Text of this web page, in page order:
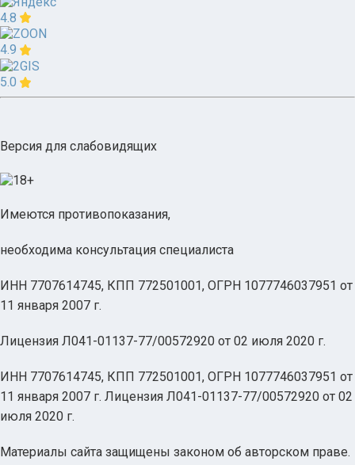
4.8
4.9
5.0
Версия для слабовидящих
Имеются противопоказания,
необходима консультация специалиста
ИНН 7707614745, КПП 772501001, ОГРН 1077746037951 от
11 января 2007 г.
Лицензия Л041-01137-77/00572920 от 02 июля 2020 г.
ИНН 7707614745, КПП 772501001, ОГРН 1077746037951 от
11 января 2007 г. Лицензия Л041-01137-77/00572920 от 02
июля 2020 г.
Материалы сайта защищены законом об авторском праве.